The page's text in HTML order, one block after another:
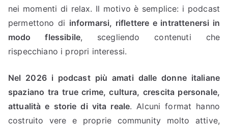
nei momenti di relax. Il motivo è semplice: i podcast
permettono di informarsi, riflettere e intrattenersi in
modo flessibile, scegliendo contenuti che
rispecchiano i propri interessi.
Nel 2026 i podcast più amati dalle donne italiane
spaziano tra true crime, cultura, crescita personale,
attualità e storie di vita reale. Alcuni format hanno
costruito vere e proprie community molto attive,